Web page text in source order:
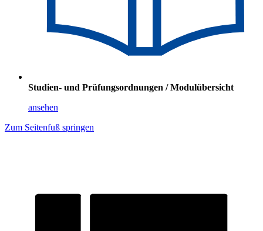
Studien- und Prüfungsordnungen / Modulübersicht
ansehen
Zum Seitenfuß springen